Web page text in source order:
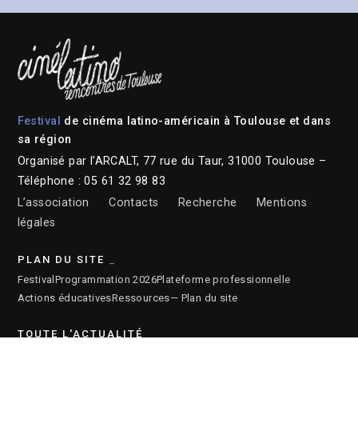
Festival de cinéma latino-américain à Toulouse et dans
sa région
Organisé par l’ARCALT, 77 rue du Taur, 31000 Toulouse –
Téléphone : 05 61 32 98 83
L’association
Contacts Recherche
Mentions
légales
PLAN DU SITE
Festival Programmation 2026Plateforme professionnelle
Actions éducativesRessources— Plan du site
TOUTE L'ACTUALITÉ